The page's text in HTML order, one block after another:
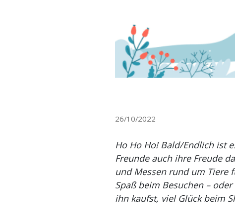
26/10/2022
Ho Ho Ho! Bald/Endlich ist
Freunde auch ihre Freude
und Messen rund um Tiere
Spaß beim Besuchen –
ihn kaufst, viel Glück beim